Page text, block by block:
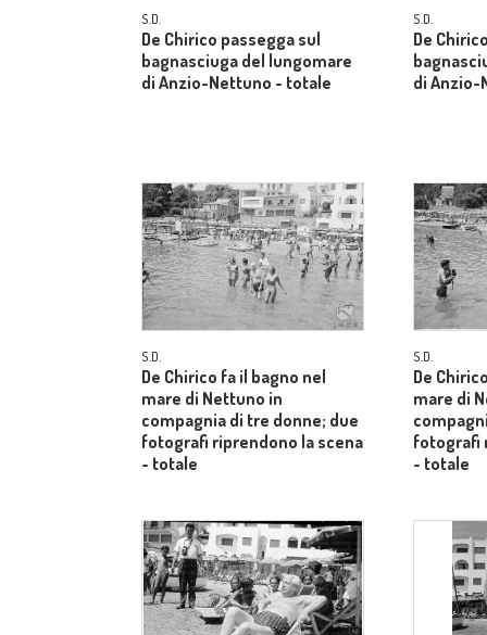
S.D.
De Chirico passegga sul
bagnasciuga del lungomare
di Anzio-Nettuno - totale
S.D.
De
di
S.D.
De Chirico fa il bagno nel
mare di Nettuno in
compagnia di tre donne; due
fotografi riprendono la scena
- totale
S.D.
De
mare di
fotografi
- totale